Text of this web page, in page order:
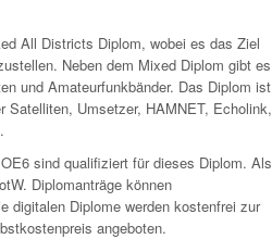
All Districts Diplom, wobei es das Ziel
Neben dem Mixed Diplom gibt es
und Amateurfunkbänder. Das Diplom ist
Satelliten, Umsetzer, HAMNET, Echolink,
sind qualifiziert für dieses Diplom. Als
Diplomanträge können
digitalen Diplome werden kostenfrei zur
angeboten.